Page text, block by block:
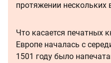
протяжении нескольких
Что касается печатных
Европе началась с
1501 году было